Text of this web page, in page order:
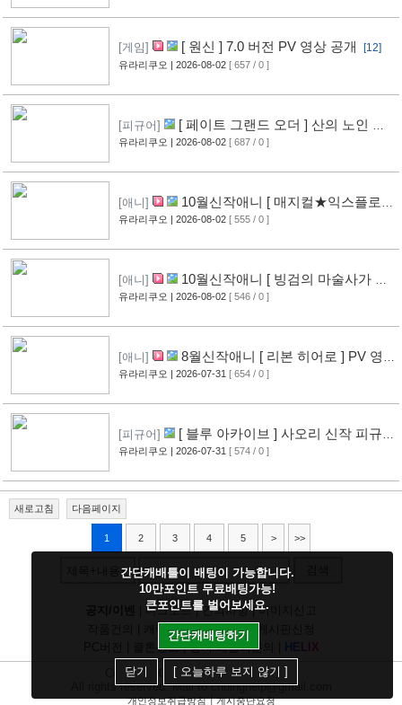
[게임] [ 원신 ] 7.0 버전 PV 영상 공개 [12]
유라리쿠오 | 2026-08-02 [ 657 / 0 ]
[피규어]
[ 페이트 그랜드 오더 ] 산의 노인 신
작 피규어 공개 [17]
유라리쿠오 | 2026-08-02 [ 687 / 0 ]
[애니]
10월신작애니 [ 매지컬★익스플로러
] PV 영상 공개 [12]
유라리쿠오 | 2026-08-02 [ 555 / 0 ]
[애니]
10월신작애니 [ 빙검의 마술사가 세
계를 다스린다 ] 2기 PV 영상 공개
유라리쿠오 | 2026-08-02 [ 546 / 0 ]
[애니]
8월신작애니 [ 리본 히어로 ] PV 영
상 공개
[11]
유라리쿠오 | 2026-07-31 [ 654 / 0 ]
[피규어]
[ 블루 아카이브 ] 사오리 신작 피규어
공개 [10]
유라리쿠오 | 2026-07-31 [ 574 / 0 ]
새로고침 다음페이지
1 2 3 4 5 > >>
다크모드|건의사항|이미지신고
캐릭건의|기타디비|
클론신고|정지/패널티문의 H
X
Copyright
CHUINGCommunications.
All rights reserved. Mail to chuinghelp@gmail.com
개인정보취급방침|게시중단요청
간단캐배틀이 배팅이 가능합니다.
10만포인트 무료배팅가능!
큰포인트를 벌어보세요.
간단캐배팅하기
닫기 [ 오늘하루 보지 않기 ]